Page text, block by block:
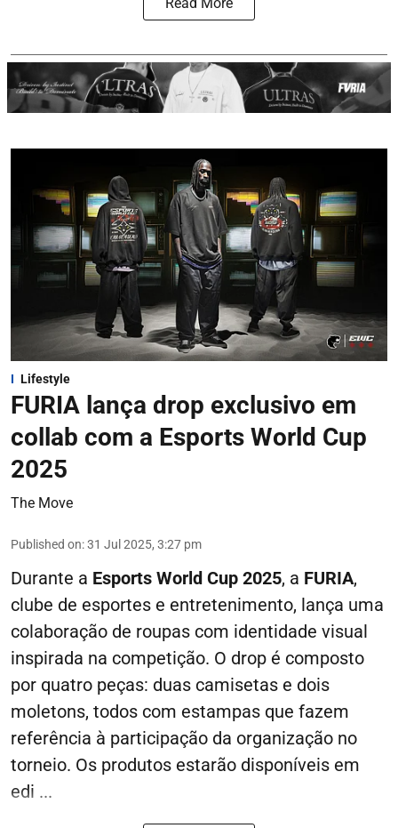
Lifestyle
FURIA lança drop exclusivo em
collab com a Esports World Cup
2025
The Move
Published on:31 Jul 2025, 3:27 pm
Durante a Esports World Cup 2025, a FURIA,
clube de esportes e entretenimento, lança uma
colaboração de roupas com identidade visual
inspirada na competição. O drop é composto
por quatro peças: duas camisetas e dois
moletons, todos com estampas que fazem
referência à participação da organização no
torneio. Os produtos estarão disponíveis em
edi ...